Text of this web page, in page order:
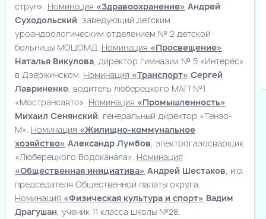
струн». Номинация «Здравоохранение» Андрей
Суходольский, заведующий детским
уроандрологическим отделением № 2 детской
больницы МОЦОМД. Номинация «Просвещение»
Наталья Викулова, директор гимназии № 5 «Интерес»
в Дзержинском. Номинация «Транспорт» Сергей
Лавриненко, водитель люберецкого МАП №1
«Мострансавто». Номинация «Промышленность»
Михаил Сенянский, генеральный директор «Тензо-
М». Номинация «Жилищно-коммунальное
хозяйство» Александр Лумбов, электрогазосварщик
«Люберецкого Водоканала». Номинация
«Общественная инициатива» Андрей Шестаков, и.о.
председателя Общественной палаты округа.
Номинация «Физическая культура и спорт» Вадим
Драгушан, ученик 11 класса школы №28,